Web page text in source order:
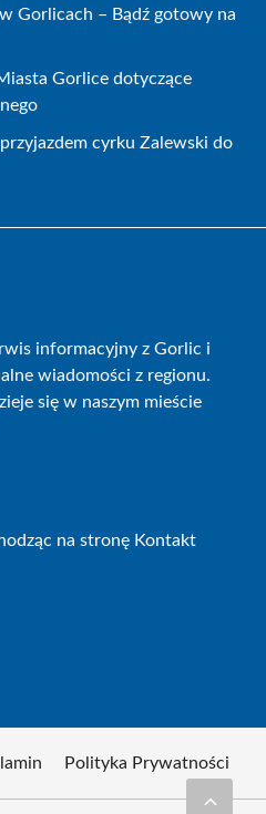
Gorlicach – Bądź gotowy na
Gorlice dotyczące
cyrku Zalewski do
informacyjny z Gorlic i
wiadomości z regionu.
się w naszym mieście
na stronę Kontakt
Polityka Prywatności